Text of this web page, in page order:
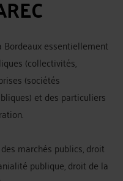
Bordeaux essentiellement
(collectivités,
(sociétés
et des particuliers
marchés publics, droit
publique, droit de la